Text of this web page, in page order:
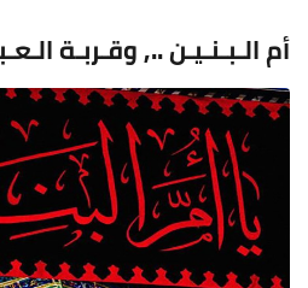
أم الـبـنـيـن .., وقـربـة